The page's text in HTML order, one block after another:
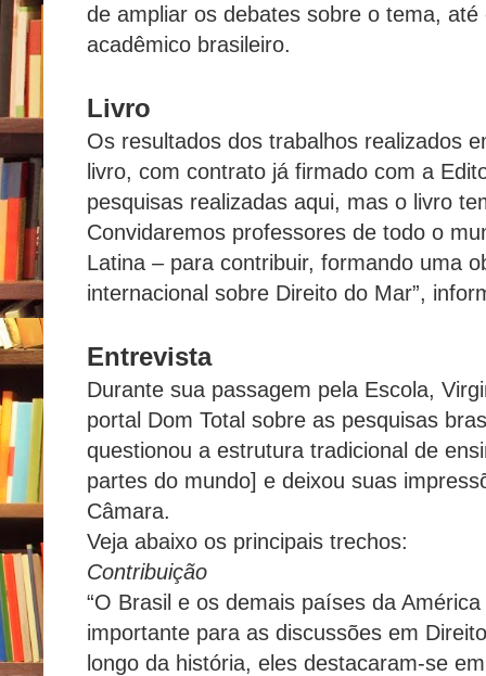
de ampliar os debates sobre o tema,
acadêmico brasileiro.
Livro
Os resultados dos trabalhos realizados
livro, com contrato já firmado com a
pesquisas realizadas aqui, mas o livro
Convidaremos professores de todo o
Latina – para contribuir, formando uma
internacional sobre Direito do Mar”,
Entrevista
Durante sua passagem pela Escola,
portal Dom Total sobre as pesquisas
questionou a estrutura tradicional de
partes do mundo] e deixou suas
Câmara.
Veja abaixo os principais trechos:
Contribuição
“O Brasil e os demais países da
importante para as discussões em
longo da história, eles destacaram-se